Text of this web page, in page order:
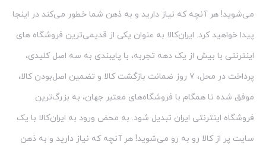
می‌شوید! هر آنچه که نیاز دارید و به ذهن شما خطور می‌کند در اینجا
پیدا خواهید کرد. ایران‌کالا به عنوان یکی از قدیمی‌ترین فروشگاه های
اینترنتی با بیش از یک دهه تجربه، با پایبندی به سه اصل کلیدی،
پرداخت در محل، ۷ روز ضمانت بازگشت کالا و تضمین اصل‌بودن کالا،
موفق شده تا همگام با فروشگاه‌های معتبر جهان، به بزرگ‌ترین
فروشگاه اینترنتی ایران تبدیل شود. به محض ورود به ایران‌کالا با یک
سایت پر از کالا رو به رو می‌شوید! هر آنچه که نیاز دارید و به ذهن